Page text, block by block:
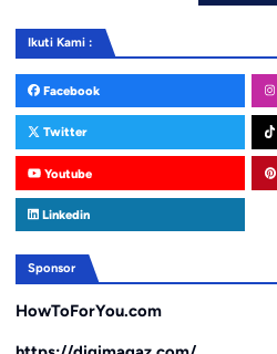
Ikuti Kami :
Facebook
Twitter
Youtube
Linkedin
Sponsor
HowToForYou.com